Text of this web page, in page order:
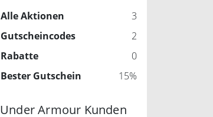
Alle Aktionen
3
Gutscheincodes
2
Rabatte
0
Bester Gutschein
15%
Under Armour Kunden